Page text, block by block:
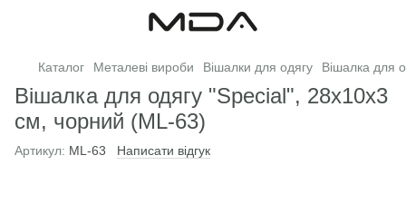
Каталог Металеві вироби Вішалки для одягу Вішалка для
Вішалка для одягу "Special", 28х10х3
см, чорний (ML-63)
Артикул: ML-63 Написати відгук